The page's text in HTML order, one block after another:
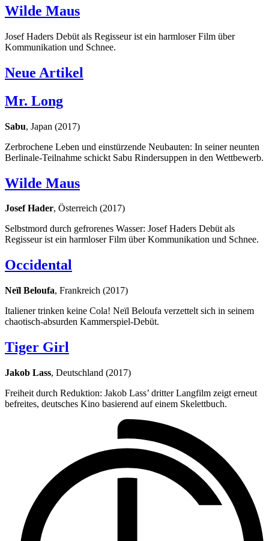
Wilde Maus
Josef Haders Debüt als Regisseur ist ein harmloser Film über
Kommunikation und Schnee.
Neue Artikel
Mr. Long
Sabu, Japan (2017)
Zerbrochene Leben und einstürzende Neubauten: In seiner neunten
Berlinale-Teilnahme schickt Sabu Rindersuppen in den Wettbewerb.
Wilde Maus
Josef Hader, Österreich (2017)
Selbstmord durch gefrorenes Wasser: Josef Haders Debüt als
Regisseur ist ein harmloser Film über Kommunikation und Schnee.
Occidental
Neïl Beloufa, Frankreich (2017)
Italiener trinken keine Cola! Neïl Beloufa verzettelt sich in seinem
chaotisch-absurden Kammerspiel-Debüt.
Tiger Girl
Jakob Lass, Deutschland (2017)
Freiheit durch Reduktion: Jakob Lass’ dritter Langfilm zeigt erneut
befreites, deutsches Kino basierend auf einem Skelettbuch.